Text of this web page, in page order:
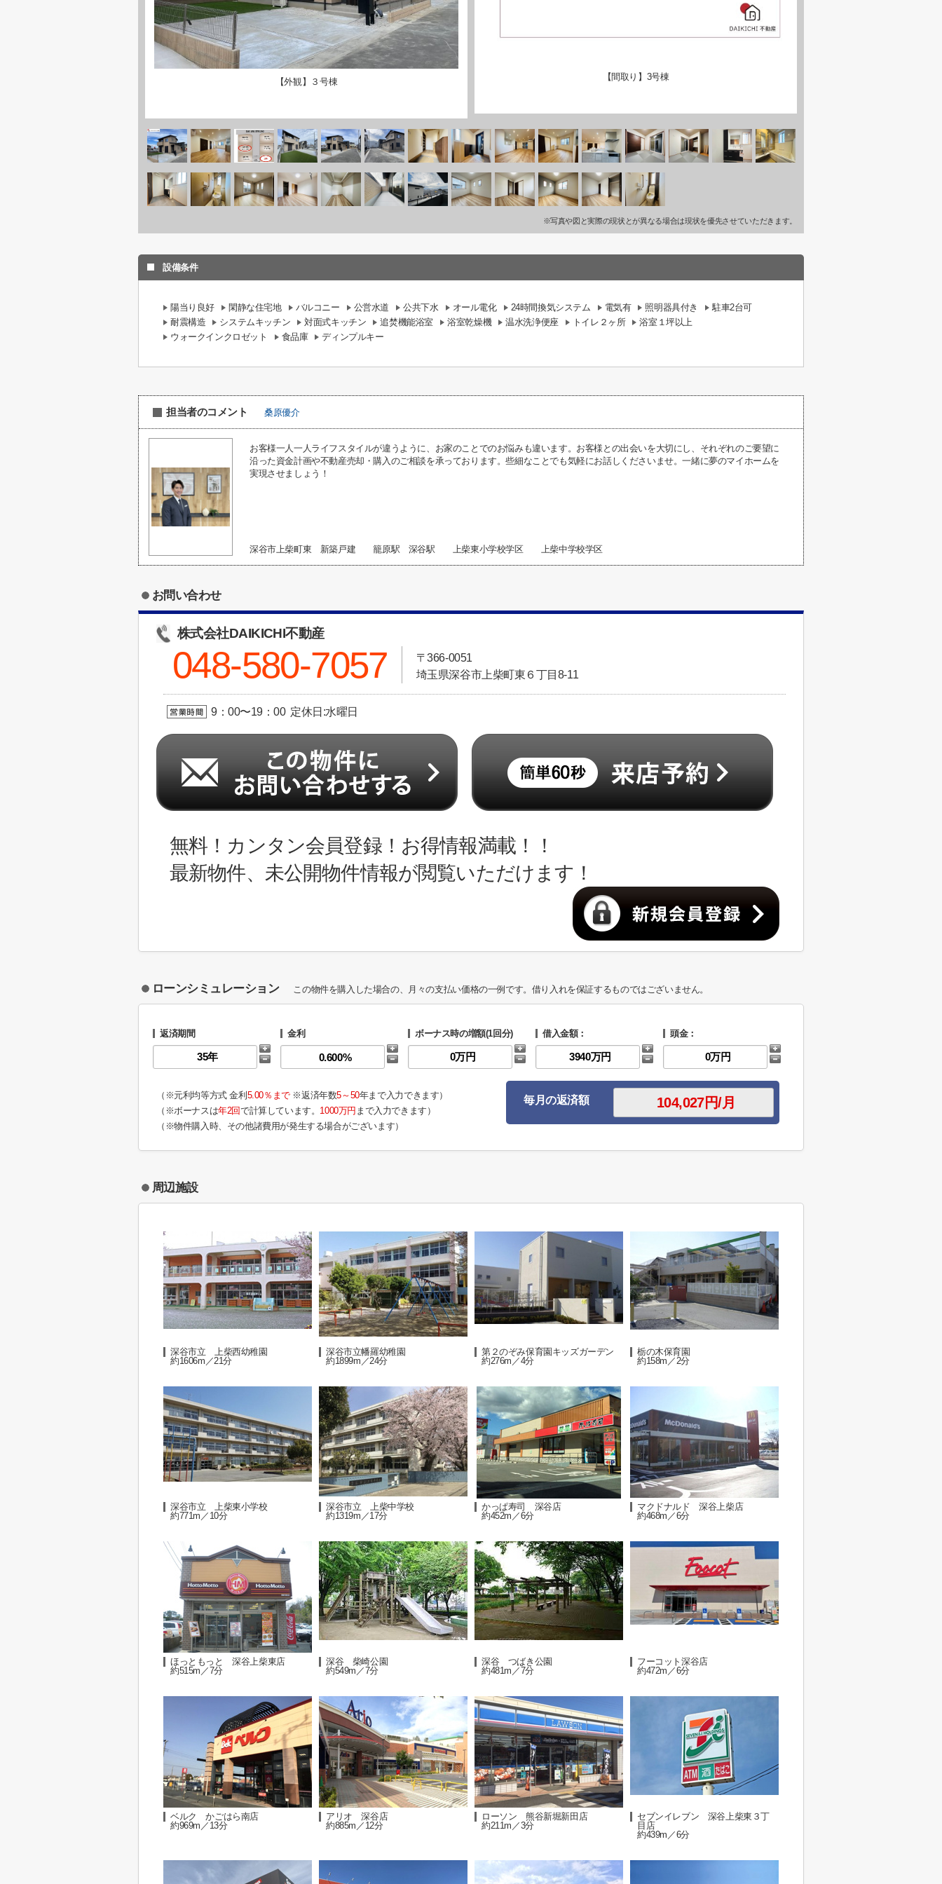
【外観】３号棟 【間取り】3号棟
※写真や図と実際の現状とが異なる場合は現状を優先させていただきます。
設備条件
陽当り良好 閑静な住宅地 バルコニー 公営水道 公共下水 オール電化 24時間換気システム 電気有 照明器具付き
駐車2台可
耐震構造
システムキッチン 対面式キッチン 追焚機能浴室 浴室乾燥機 温水洗浄便座 トイレ２ヶ所
浴室１坪以上
ウォークインクロゼット
食品庫 ディンプルキー
担当者のコメント 桑原優介
お客様一人一人ライフスタイルが違うように、お家のことでのお悩みも違います。お客様との出会いを大切にし、それぞれのご要望に
沿った資金計画や不動産売却・購入のご相談を承っております。些細なことでも気軽にお話しくださいませ。一緒に夢のマイホームを
実現させましょう！
深谷市上柴町東 新築戸建 籠原駅 深谷駅 上柴東小学校学区 上柴中学校学区
お問い合わせ
株式会社DAIKICHI不動産
048-580-7057
〒366-0051
埼玉県深谷市上柴町東６丁目8-11
9：00〜19：00 定休日:水曜日
無料！カンタン会員登録！お得情報満載！！
最新物件、未公開物件情報が閲覧いただけます！
ローンシミュレーション この物件を購入した場合の、月々の支払い価格の一例です。借り入れを保証するものではございません。
返済期間 金利 ボーナス時の増額(1回分) 借入金額： 頭金：
（※元利均等方式 金利 5.00％まで※返済年数5～50年まで入力できます）
（※ボーナスは年2回で計算しています。 1000万円 まで入力できます）
（※物件購入時、その他諸費用が発生する場合がございます）
毎月の返済額
周辺施設
深谷市立 上柴西幼稚園
約1606m／21分
深谷市立幡羅幼稚園
約1899m／24分
第２のぞみ保育園キッズガーデン
約276m／4分
栃の木保育園
約158m／2分
深谷市立 上柴東小学校
約771m／10分
深谷市立 上柴中学校
約1319m／17分
かっぱ寿司 深谷店
約452m／6分
マクドナルド 深谷上柴店
約468m／6分
ほっともっと 深谷上柴東店
約515m／7分
深谷 柴崎公園
約549m／7分
深谷 つばき公園
約481m／7分
フーコット深谷店
約472m／6分
ベルク かごはら南店
約969m／13分
アリオ 深谷店
約885m／12分
ローソン 熊谷新堀新田店
約211m／3分
セブンイレブン 深谷上柴東３丁
目店
約439m／6分